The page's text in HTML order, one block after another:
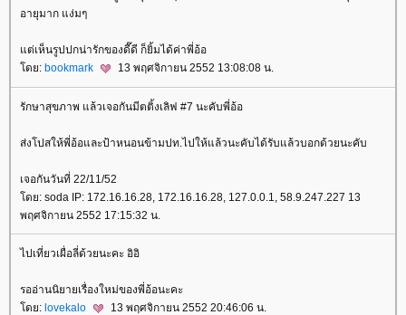
อายุมาก แง่มๆ
ต่เห็นรูปปกน่ารักของดี๊ดี ก็ยิ้มได้ค่าพี่อ้อ
ดย: bookmark 13 พฤศจิกายน 2552 13:08:08 น.
รักษาสุขภาพ แล้วเจอกันมีตติ้งเลิฟ #7 นะคับพี่อ้อ
ส่งโปสให้พี่อ้อและป้าหนอนข้ามปท.ไปให้แล้วนะคับได้รับแล้วบอกด้วยนะคับ
เจอกันวันที่ 22/11/52
ดย: soda IP: 172.16.16.28, 172.16.16.28, 127.0.0.1, 58.9.247.227 13
พฤศจิกายน 2552 17:15:32 น.
ไปเที่ยวเผื่อลี่ด้วยนะคะ อิอิ
รออ่านนิยายเรื่องใหม่ของพี่อ้อนะคะ
ดย: lovekalo 13 พฤศจิกายน 2552 20:46:06 น.